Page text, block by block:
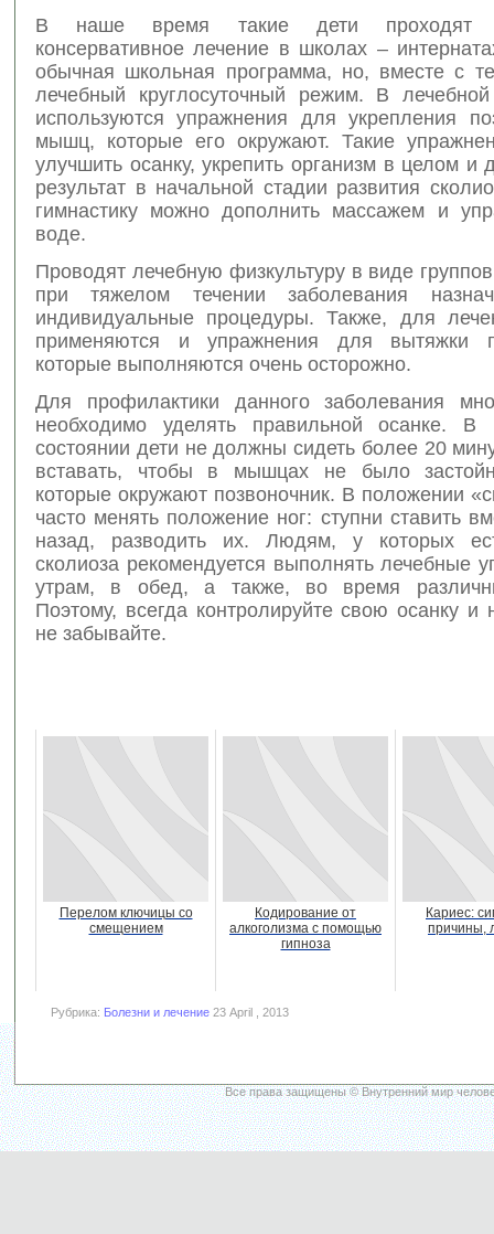
В наше время такие дети проходят
консервативное лечение в школах –
обычная школьная программа, но, вместе с
лечебный круглосуточный режим. В лечебной
используются упражнения для укрепления
мышц, которые его окружают. Такие
улучшить осанку, укрепить организм в целом и
результат в начальной стадии развития
гимнастику можно дополнить массажем и
воде.
Проводят лечебную физкультуру в виде
при тяжелом течении заболевания
индивидуальные процедуры. Также, для
применяются и упражнения для вытяжки
которые выполняются очень осторожно.
Для профилактики данного заболевания
необходимо уделять правильной осанке. В
состоянии дети не должны сидеть более 20
вставать, чтобы в мышцах не было
которые окружают позвоночник. В положении
часто менять положение ног: ступни ставить
назад, разводить их. Людям, у которых
сколиоза рекомендуется выполнять лечебные
утрам, в обед, а также, во время
Поэтому, всегда контролируйте свою осанку и
не забывайте.
Перелом ключицы со
смещением
Кодирование от
алкоголизма с помощью
гипноза
Кариес:
причины,
Рубрика: Болезни и лечение 23 April , 2013
Все права защищены © Внутренний мир